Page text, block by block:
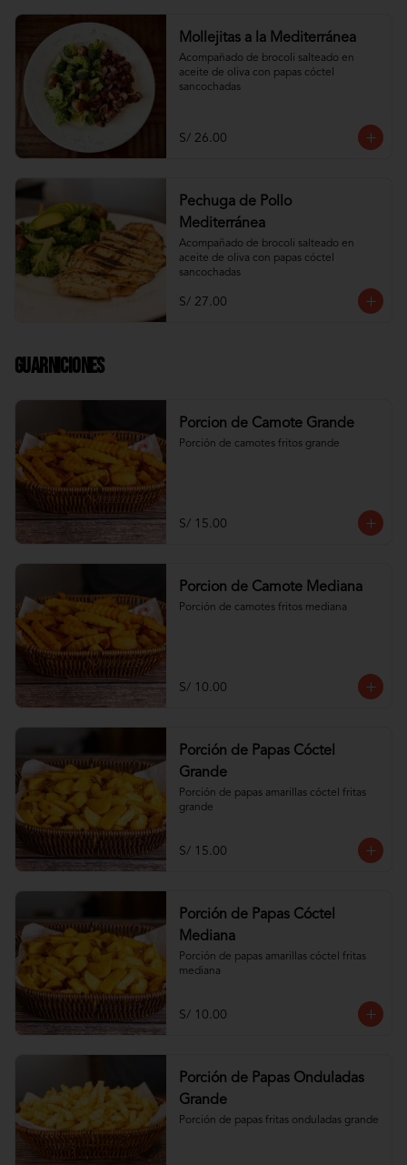
Mollejitas a la Mediterránea
Acompañado de brocoli salteado en
aceite de oliva con papas cóctel
sancochadas
S/ 26.00
Pechuga de Pollo
Mediterránea
Acompañado de brocoli salteado en
aceite de oliva con papas cóctel
sancochadas
S/ 27.00
Guarniciones
Porcion de Camote Grande
Porción de camotes fritos grande
S/ 15.00
Porcion de Camote Mediana
Porción de camotes fritos mediana
S/ 10.00
Porción de Papas Cóctel
Grande
Porción de papas amarillas cóctel fritas
grande
S/ 15.00
Porción de Papas Cóctel
Mediana
Porción de papas amarillas cóctel fritas
mediana
S/ 10.00
Porción de Papas Onduladas
Grande
Porción de papas fritas onduladas grande